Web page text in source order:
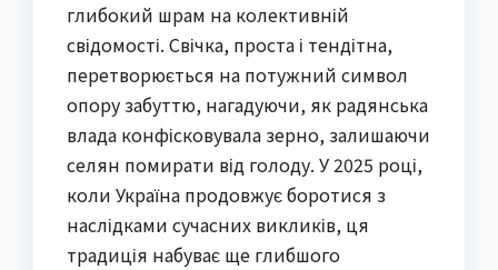
глибокий шрам на колективній
свідомості. Свічка, проста і тендітна,
перетворюється на потужний символ
опору забуттю, нагадуючи, як радянська
влада конфісковувала зерно, залишаючи
селян помирати від голоду. У 2025 році,
коли Україна продовжує боротися з
наслідками сучасних викликів, ця
традиція набуває ще глибшого